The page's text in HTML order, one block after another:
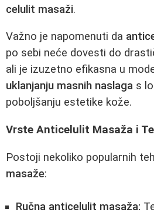
celulit masaži.
Važno je napomenuti da
po sebi neće dovesti do
ali je izuzetno efikasna u
uklanjanju masnih naslaga s
poboljšanju estetike kože.
Vrste Anticelulit Masaža i
Postoji nekoliko popularnih
masaže:
Ručna anticelulit masaža: